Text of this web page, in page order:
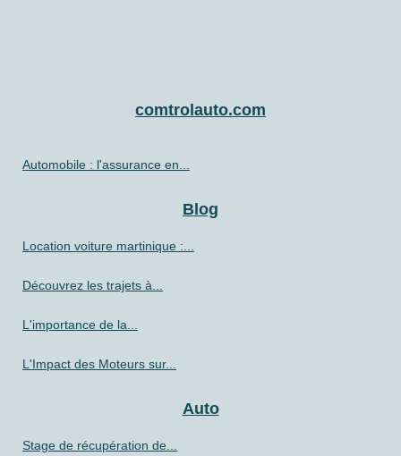
comtrolauto.com
Automobile : l'assurance en...
Blog
Location voiture martinique :...
Découvrez les trajets à...
L'importance de la...
L'Impact des Moteurs sur...
Auto
Stage de récupération de...